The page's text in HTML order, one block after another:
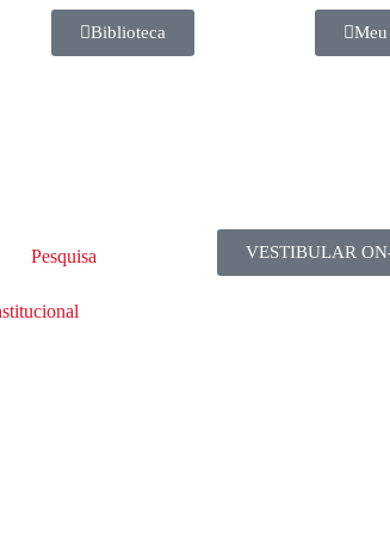
Biblioteca Meu
Pesquisa VESTIBULAR